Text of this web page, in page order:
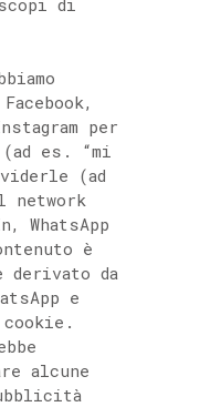
per
(ad es. “mi
(ad
network
WhatsApp
è
derivato da
e
alcune